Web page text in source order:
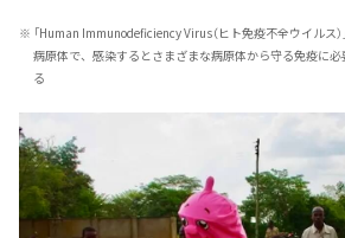
※ 「Human Immunodeficiency Virus（ヒト免疫不全ウイルス
病原体で、感染するとさまざまな病原体から守る免疫に
る